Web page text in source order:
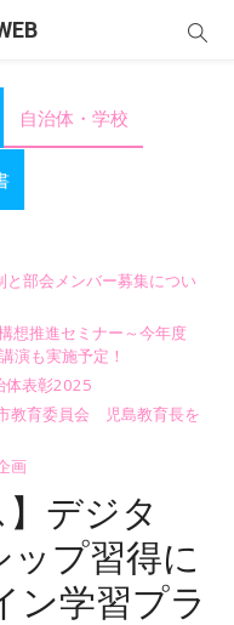
自治体・学校
と部会メンバー募集につい
想推進セミナー～今年度
演も実施予定！
体表彰2025
教育委員会 児島教育長を
画
】デジタ
プ習得に
ン学習プラ